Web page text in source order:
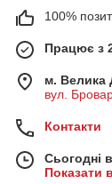
100%
Працює з
м. Велика
вул.
Контакти
Сьогодні
Показати